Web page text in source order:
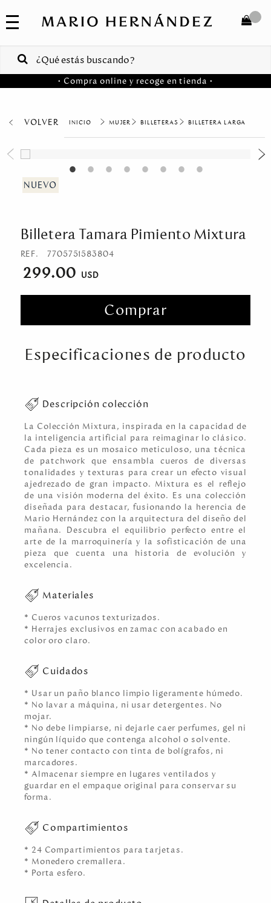
COLECCIONES
VENTAS
CORPORATIVAS
Venezuela
COMPRAR
• Compra online y recoge en tienda •
VOLVER MUJER BILLETERAS BILLETERA LARGA
Billetera Tamara Pimiento Mixtura
REF. 7705751583804
299.00
Comprar
Especificaciones de producto
Descripción colección
La Colección Mixtura, inspirada en la capacidad de
la inteligencia artificial para reimaginar lo clásico.
Cada pieza es un mosaico meticuloso, una técnica
de patchwork que ensambla cueros de diversas
tonalidades y texturas para crear un efecto visual
ajedrezado de gran impacto. Mixtura es el reflejo
de una visión moderna del éxito. Es una colección
diseñada para destacar, fusionando la herencia de
Mario Hernández con la arquitectura del diseño del
mañana. Descubra el equilibrio perfecto entre el
arte de la marroquinería y la sofisticación de una
pieza que cuenta una historia de evolución y
excelencia.
Materiales
* Cueros vacunos texturizados.
* Herrajes exclusivos en zamac con acabado en
color oro claro.
Cuidados
* Usar un paño blanco limpio ligeramente húmedo.
* No lavar a máquina, ni usar detergentes. No
mojar.
* No debe limpiarse, ni dejarle caer perfumes, gel ni
ningún líquido que contenga alcohol o solvente.
* No tener contacto con tinta de bolígrafos, ni
marcadores.
* Almacenar siempre en lugares ventilados y
guardar en el empaque original para conservar su
forma.
Compartimientos
* 24 Compartimientos para tarjetas.
* Monedero cremallera.
* Porta esfero.